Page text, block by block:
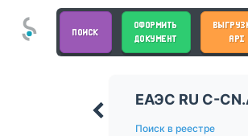
ПОИСК
ОФОРМИТЬ
ДОКУМЕНТ
API
ЕАЭС RU С-
Поиск в реестре